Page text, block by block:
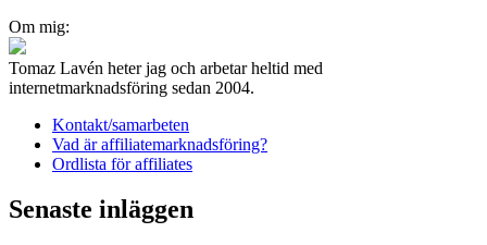
Om mig:
Tomaz Lavén heter jag och arbetar heltid med
internetmarknadsföring sedan 2004.
Kontakt/samarbeten
Vad är affiliatemarknadsföring?
Ordlista för affiliates
Senaste inläggen